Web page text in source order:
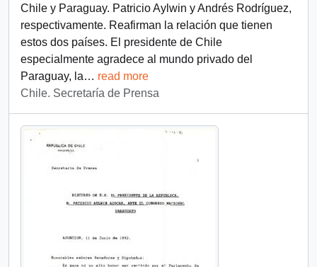
Chile y Paraguay. Patricio Aylwin y Andrés Rodríguez,
respectivamente. Reafirman la relación que tienen
estos dos países. El presidente de Chile
especialmente agradece al mundo privado del
Paraguay, la… read more
Chile. Secretaría de Prensa